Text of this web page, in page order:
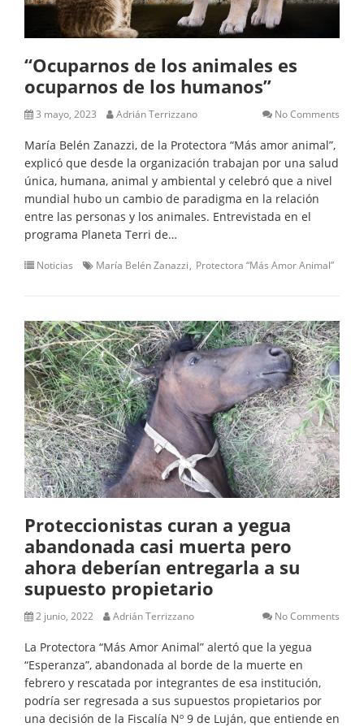
“Ocuparnos de los animales es
ocuparnos de los humanos”
3 mayo, 2023 Adrián Terrizzano No Comments
María Belén Zanazzi, de la Protectora “Más amor animal”,
explicó que desde la organización trabajan por una salud
única, humana, animal y ambiental y celebró que a nivel
mundial hubo un cambio de paradigma en la relación
entre las personas y los animales. Entrevistada en el
programa Planeta Terri de…
Noticias María Belén Zanazzi Protectora “Más Amor Animal”
Proteccionistas curan a yegua
abandonada casi muerta pero
ahora deberían entregarla a su
supuesto propietario
2 junio, 2022 Adrián Terrizzano No Comments
La Protectora “Más Amor Animal” alertó que la yegua
“Esperanza”, abandonada al borde de la muerte en
febrero y rescatada por integrantes de esa institución,
podría ser regresada a sus supuestos propietarios por
una decisión de la Fiscalía Nº 9 de Luján, que entiende en